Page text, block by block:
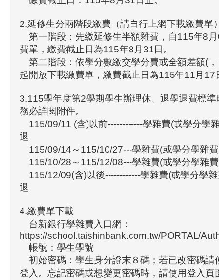
2.延修生分兩階段繳費（請自行上網下載繳費單
第一階段：先繳延修生半額雜費，自115年8
費單，繳費截止日為115年8月31日。
第二階段：依學分數繳交學分費或全額差額(
起開放下載繳費單，繳費截止日為115年11月17
3.115學年度第2學期學生辦理休、退學退費標
務必詳閱附件。
115/09/11 (含)以前------------學雜費(或學分學
退
115/09/14～115/10/27---學雜費(或學分學雜
115/10/28～115/12/08---學雜費(或學分學雜
115/12/09(含)以後------------學雜費(或學分學
退
4.繳費單下載
台新銀行學雜費入口網：
https://school.taishinbank.com.tw/PORTAL/
帳號：學生學號
初始密碼：學生身分證末８碼；若已改密碼請
登入。忘記密碼或想變更密碼時，請使用登入頁